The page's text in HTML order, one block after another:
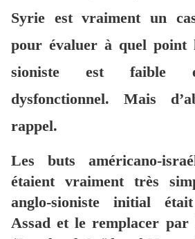
Syrie est vraiment un
pour évaluer à quel point
sioniste est faible
dysfonctionnel. Mais
rappel.
Les buts américano-
étaient vraiment très
anglo-sioniste initial
Assad et le remplacer